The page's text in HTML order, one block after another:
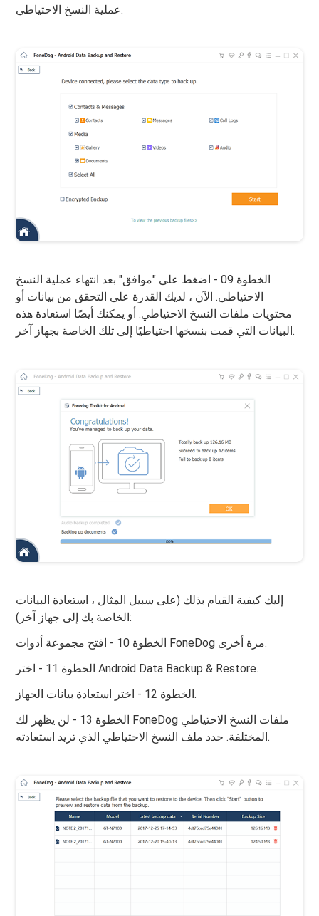
عملية النسخ الاحتياطي.
الخطوة 09 - اضغط على "موافق" بعد انتهاء عملية النسخ
الاحتياطي. الآن ، لديك القدرة على التحقق من بيانات أو
محتويات ملفات النسخ الاحتياطي. أو يمكنك أيضًا استعادة هذه
البيانات التي قمت بنسخها احتياطيًا إلى تلك الخاصة بجهاز آخر.
إليك كيفية القيام بذلك (على سبيل المثال ، استعادة البيانات
الخاصة بك إلى جهاز آخر):
الخطوة 10 - افتح مجموعة أدوات FoneDog مرة أخرى.
الخطوة 11 - اختر Android Data Backup & Restore.
الخطوة 12 - اختر استعادة بيانات الجهاز.
الخطوة 13 - لن يظهر لك FoneDog ملفات النسخ الاحتياطي
المختلفة. حدد ملف النسخ الاحتياطي الذي تريد استعادته.